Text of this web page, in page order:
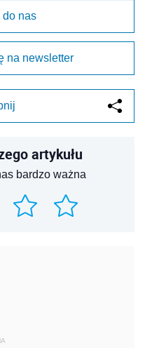
do nas
na newsletter
artykułu
bardzo ważna